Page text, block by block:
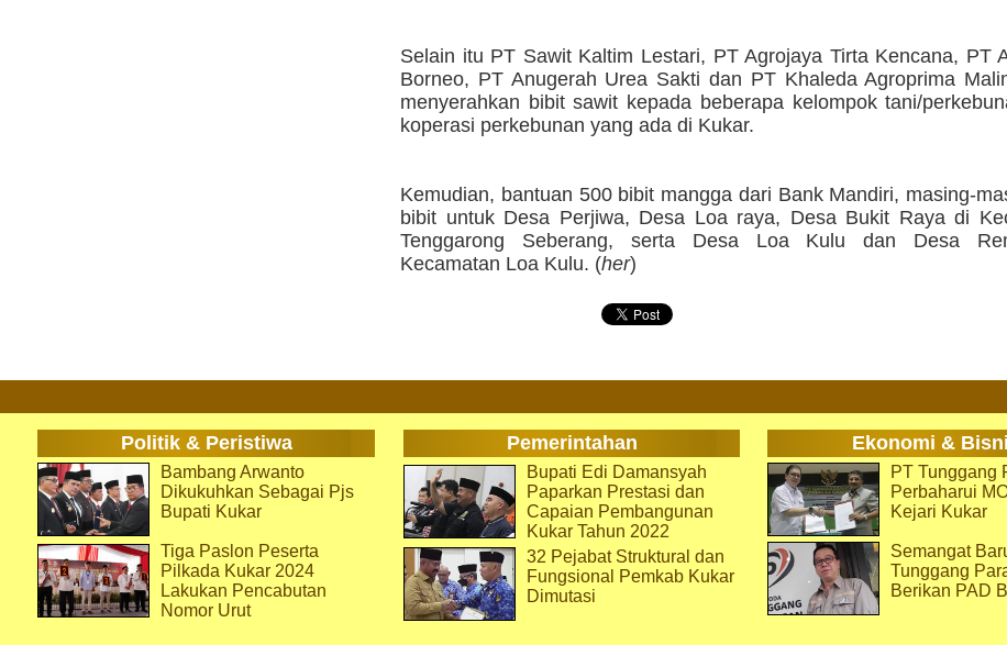
Selain itu PT Sawit Kaltim Lestari, PT Agrojaya Tirta Kencana, PT
Borneo, PT Anugerah Urea Sakti dan PT Khaleda Agroprima
menyerahkan bibit sawit kepada beberapa kelompok tani/
koperasi perkebunan yang ada di Kukar.
Kemudian, bantuan 500 bibit mangga dari Bank Mandiri, masing-
bibit untuk Desa Perjiwa, Desa Loa raya, Desa Bukit Raya di
Tenggarong Seberang, serta Desa Loa Kulu dan Desa
Kecamatan Loa Kulu. (her)
Politik & Peristiwa Pemerintahan Ekonomi &
Bambang Arwanto
Dikukuhkan Sebagai Pjs
Bupati Kukar
Tiga Paslon Peserta
Pilkada Kukar 2024
Lakukan Pencabutan
Nomor Urut
Bupati Edi Damansyah
Paparkan Prestasi dan
Capaian Pembangunan
Kukar Tahun 2022
32 Pejabat Struktural dan
Fungsional Pemkab Kukar
Dimutasi
PT Tunggang
Perbaharui
Kejari Kukar
Semangat
Tunggang
Berikan PAD